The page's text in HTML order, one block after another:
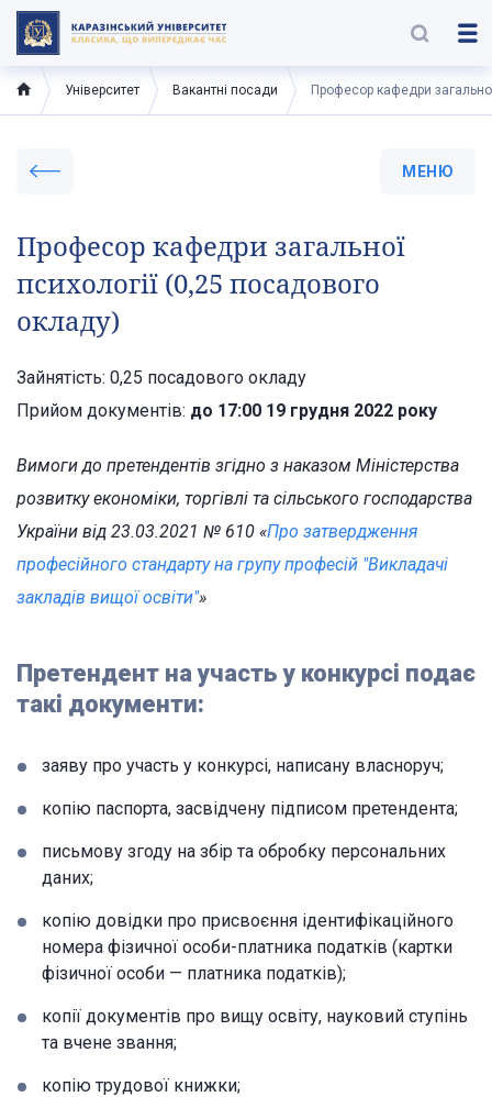
Університет Вакантні посади Професор кафедри
МЕНЮ
Професор кафедри загальної
психології (0,25 посадового
окладу)
Зайнятість: 0,25 посадового окладу
Прийом документів: до 17:00 19 грудня 2022 року
Вимоги до претендентів згідно з наказом Міністерства
розвитку економіки, торгівлі та сільського господарства
України від 23.03.2021 № 610 «Про затвердження
професійного стандарту на групу професій "Викладачі
закладів вищої освіти"»
Претендент на участь у конкурсі подає
такі документи:
заяву про участь у конкурсі, написану власноруч;
копію паспорта, засвідчену підписом претендента;
письмову згоду на збір та обробку персональних
даних;
копію довідки про присвоєння ідентифікаційного
номера фізичної особи-платника податків (картки
фізичної особи — платника податків);
копії документів про вищу освіту, науковий ступінь
та вчене звання;
копію трудової книжки;